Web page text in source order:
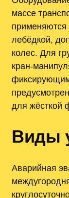
массе
лебёдкой,
колес. Для
кран-
для жёсткой
Виды
Аварийная